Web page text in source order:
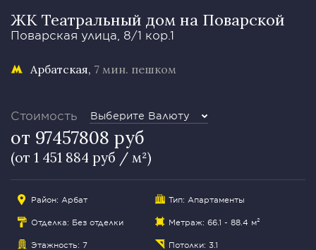
ЖК Театральный дом на Поварской
Поварская улица, 8/1 кор.1
Арбатская 7 мин. пешком
Стоимость Выберите Валюту
от 97457808 руб
(от 1 451 884 руб / м²)
Район: Арбат Тип: Апартаменты
Отделка: Без отделки Метраж: 66.1 - 88.4 м²
Этажность: 7 Потолки: 3.1